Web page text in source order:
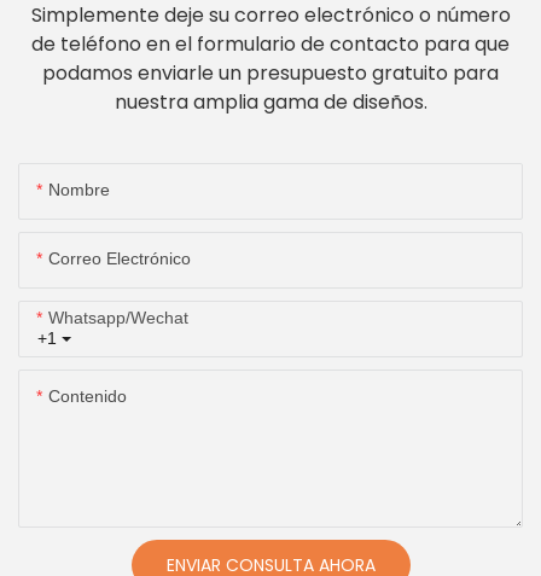
Simplemente deje su correo electrónico o número
de teléfono en el formulario de contacto para que
podamos enviarle un presupuesto gratuito para
nuestra amplia gama de diseños.
Nombre
Correo Electrónico
+1
Whatsapp/wechat
Contenido
ENVIAR CONSULTA AHORA